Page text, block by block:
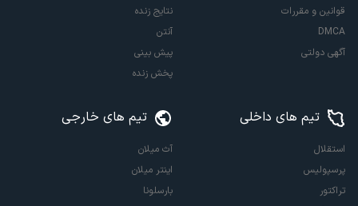
قوانین و مقررات
DMCA
آگهی دولتی
نتایج زنده
آنتن
پیش بینی
پخش زنده
تیم های داخلی
استقلال
پرسپولیس
تراکتور
تیم های خارجی
آث میلان
اینتر میلان
بارسلونا